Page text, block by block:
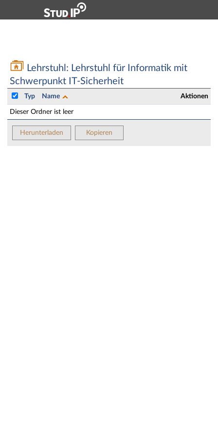
Hauptnavigation
Lehrstuhl: Lehrstuhl für Informatik mit Schwerpunkt
Lehrstuhl: Lehrstuhl für Informatik mit
Schwerpunkt IT-Sicherheit
Typ Name Aktionen
Dieser Ordner ist leer
Herunterladen Kopieren